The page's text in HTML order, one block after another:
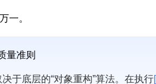
一。
量准则
于底层的“对象重构”算法。在执行